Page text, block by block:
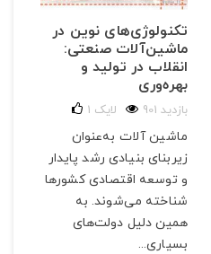
تکنولوژی‌های نوین در
ماشین‌آلات صنعتی:
انقلاب در تولید و
بهره‌وری
901 بازدید 1 لایک
ماشین آلات به‌عنوان
زیربنای بنیادی رشد پایدار
و توسعه اقتصادی کشورها
شناخته می‌شوند. به
همین دلیل دولت‌های
بسیاری...